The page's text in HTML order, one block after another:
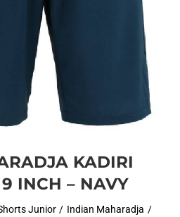
KADIRI
INCH – NAVY
Junior
Indian Maharadja